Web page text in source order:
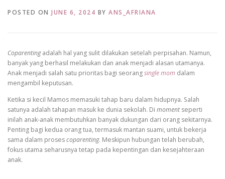
POSTED ON JUNE 6, 2024 BY ANS_AFRIANA
Coparentingadalah hal yang sulit dilakukan setelah perpisahan. Namun,
banyak yang berhasil melakukan dan anak menjadi alasan utamanya.
Anak menjadi salah satu prioritas bagi seorangsingle mom dalam
mengambil keputusan.
Ketika si kecil Mamos memasuki tahap baru dalam hidupnya. Salah
satunya adalah tahapan masuk ke dunia sekolah. Di momentseperti
inilah anak-anak membutuhkan banyak dukungan dari orang sekitarnya.
Penting bagi kedua orang tua, termasuk mantan suami, untuk bekerja
sama dalam prosescoparenting. Meskipun hubungan telah berubah,
fokus utama seharusnya tetap pada kepentingan dan kesejahteraan
anak.